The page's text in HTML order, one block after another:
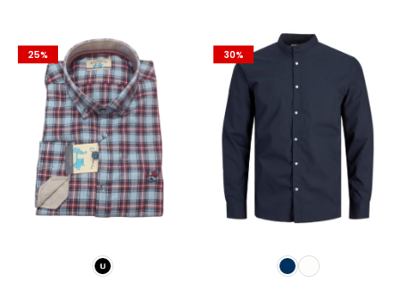
49,95€.
era:
49,95€.
34,97€.
25% 30%